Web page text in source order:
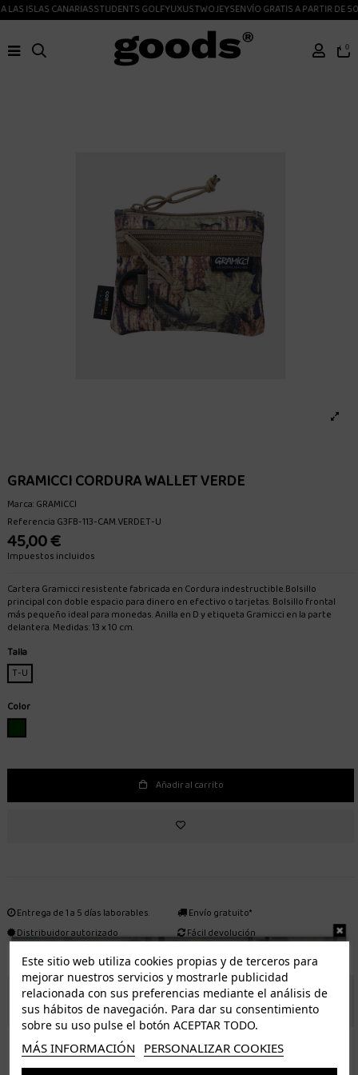
ISLAS CANARIASSTUDENTS GOLFYUXUSTWOJEYSENVÍO GRATIS A PARTIR DE
0
GRAMICCI CORDURA WALLET VERDE
Marca:GRAMICCI
ReferenciaG3FB-113-CAM.VERDE.T-U
45,00 €
Impuestos incluidos
Cartera Gramicci resistente fabricada en Cordura indestructible.Bolsillo
principal con doble espacio para dinero en efectivo o tarjetas. Bolsillo frontal
más pequeño ideal para monedas. Anilla en D y etiqueta Gramicci en la parte
delantera. Medidas: 13 x 10 cm.
Talla
T-U
Color
Añadir al carrito
Entrega de 1 a 5 días laborables.
Distribuidor autorizado
Envío gratuito*
Fácil devolución
ENVÍO GRATUITO *
ISLAS CANARIAS
Tenerife 3.50€. Gratis a partir de 50€
Este sitio web utiliza cookies propias y de terceros para
mejorar nuestros servicios y mostrarle publicidad
relacionada con sus preferencias mediante el análisis de
sus hábitos de navegación. Para dar su consentimiento
sobre su uso pulse el botón ACEPTAR TODO.
MÁS INFORMACIÓN PERSONALIZAR COOKIES